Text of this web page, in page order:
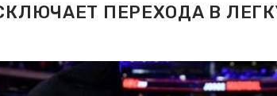
ПЕРЕХОДА В